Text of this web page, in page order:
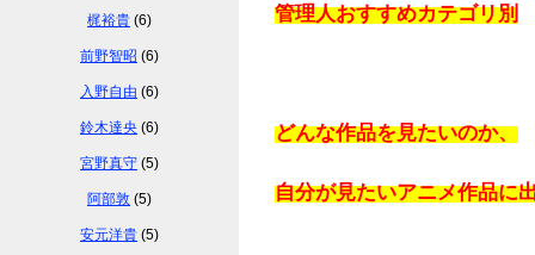
管理人おすすめカテゴリ別
どんな作品を見たいのか、
自分が見たいアニメ作品に
梶裕貴 (6)
前野智昭 (6)
入野自由 (6)
鈴木達央 (6)
宮野真守 (5)
阿部敦 (5)
安元洋貴 (5)